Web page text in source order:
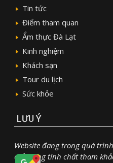
Tin tức
Điểm tham quan
Ẩm thực Đà Lạt
Kinh nghiệm
Khách sạn
Tour du lịch
Sức khỏe
LƯU Ý
Website đang trong quá
chỉ mang tính chất tham